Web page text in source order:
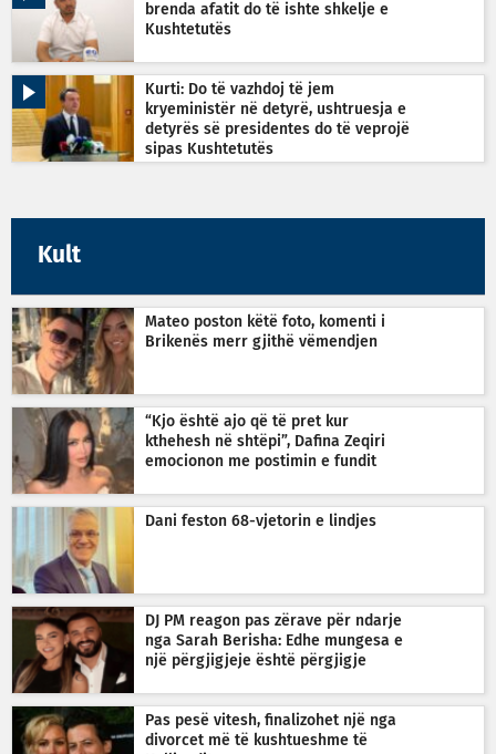
brenda afatit do të ishte shkelje e
Kushtetutës
Kurti: Do të vazhdoj të jem
kryeministër në detyrë, ushtruesja e
detyrës së presidentes do të veprojë
sipas Kushtetutës
Kult
Mateo poston këtë foto, komenti i
Brikenës merr gjithë vëmendjen
“Kjo është ajo që të pret kur
kthehesh në shtëpi”, Dafina Zeqiri
emocionon me postimin e fundit
Dani feston 68-vjetorin e lindjes
DJ PM reagon pas zërave për ndarje
nga Sarah Berisha: Edhe mungesa e
një përgjigjeje është përgjigje
Pas pesë vitesh, finalizohet një nga
divorcet më të kushtueshme të